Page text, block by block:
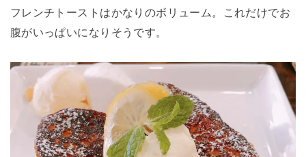
フレンチトーストはかなりのボリューム。これだけでお
腹がいっぱいになりそうです。